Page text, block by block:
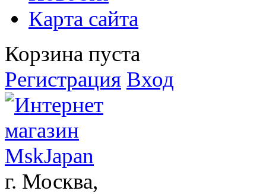
Карта сайта
Корзина пуста
Регистрация Вход
г. Москва,